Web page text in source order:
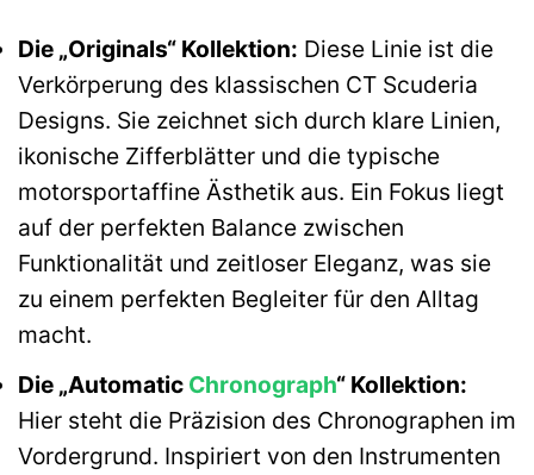
Die „Originals“ Kollektion: Diese Linie ist die
Verkörperung des klassischen CT Scuderia
Designs. Sie zeichnet sich durch klare Linien,
ikonische Zifferblätter und die typische
motorsportaffine Ästhetik aus. Ein Fokus liegt
auf der perfekten Balance zwischen
Funktionalität und zeitloser Eleganz, was sie
zu einem perfekten Begleiter für den Alltag
macht.
Die „Automatic Chronograph“ Kollektion:
Hier steht die Präzision des Chronographen im
Vordergrund. Inspiriert von den Instrumenten